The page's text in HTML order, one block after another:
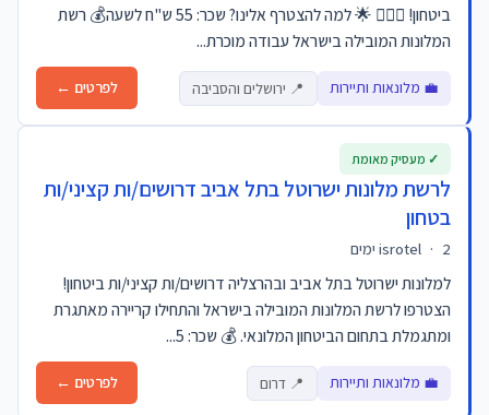
ביטחון! 👮‍♂️✨ 🌟 למה להצטרף אלינו? שכר: 55 ש"ח לשעה💰 רשת
המלונות המובילה בישראל עבודה מוכרת...
💼 מלונאות ותיירות 📍 ירושלים והסביבה לפרטים ←
לרשת מלונות ישרוטל בתל אביב דרושים/ות קציני/ות
בטחון
isrotel · 2 ימים
למלונות ישרוטל בתל אביב ובהרצליה דרושים/ות קציני/ות ביטחון!
הצטרפו לרשת המלונות המובילה בישראל והתחילו קריירה מאתגרת
ומתגמלת בתחום הביטחון המלונאי. 💰 שכר: 5...
💼 מלונאות ותיירות 📍 דרום לפרטים ←
✓ מעסיק מאומת